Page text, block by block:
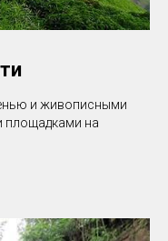
и живописными
площадками на